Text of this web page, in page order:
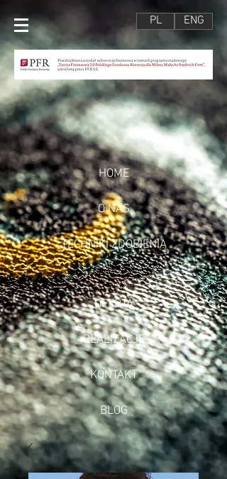
PL ENG
HOME
O NAS
TECHNIKI ZDOBIENIA
OFERTA
REALIZACJE
KONTAKT
BLOG